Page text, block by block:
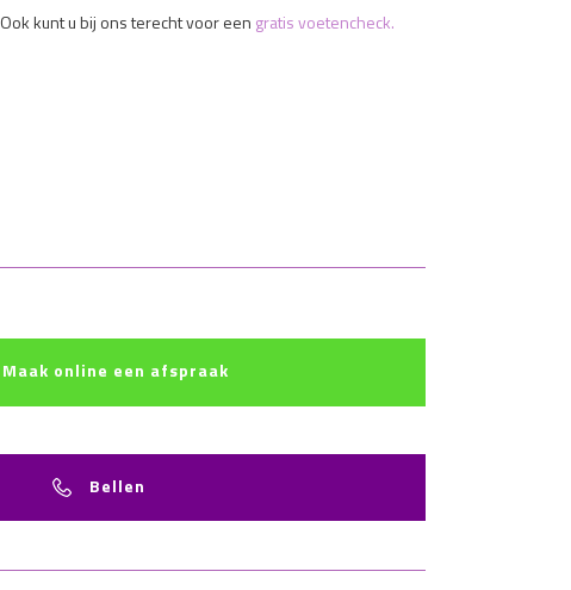
Ook kunt u bij ons terecht voor een gratis voetencheck.
Maak online een afspraak
Bellen